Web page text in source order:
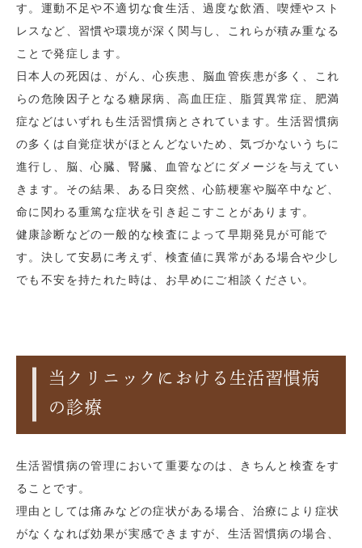
す。運動不足や不適切な食生活、過度な飲酒、喫煙やスト
レスなど、習慣や環境が深く関与し、これらが積み重なる
ことで発症します。
日本人の死因は、がん、心疾患、脳血管疾患が多く、これ
らの危険因子となる糖尿病、高血圧症、脂質異常症、肥満
症などはいずれも生活習慣病とされています。生活習慣病
の多くは自覚症状がほとんどないため、気づかないうちに
進行し、脳、心臓、腎臓、血管などにダメージを与えてい
きます。その結果、ある日突然、心筋梗塞や脳卒中など、
命に関わる重篤な症状を引き起こすことがあります。
健康診断などの一般的な検査によって早期発見が可能で
す。決して安易に考えず、検査値に異常がある場合や少し
でも不安を持たれた時は、お早めにご相談ください。
当クリニックにおける生活習慣病
の診療
生活習慣病の管理において重要なのは、きちんと検査をす
ることです。
理由としては痛みなどの症状がある場合、治療により症状
がなくなれば効果が実感できますが、生活習慣病の場合、